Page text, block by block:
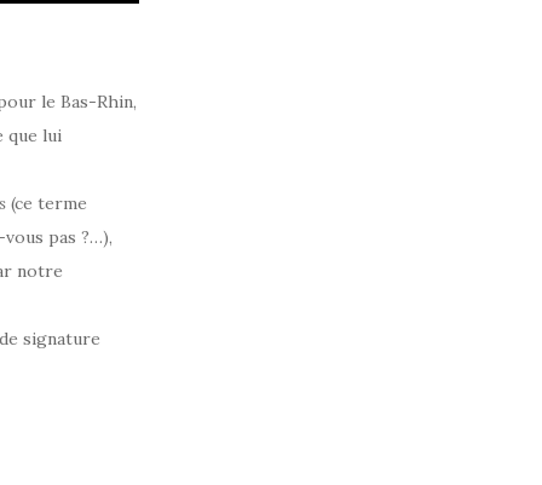
le Bas-Rhin,
que lui
(ce terme
pas ?…),
notre
signature